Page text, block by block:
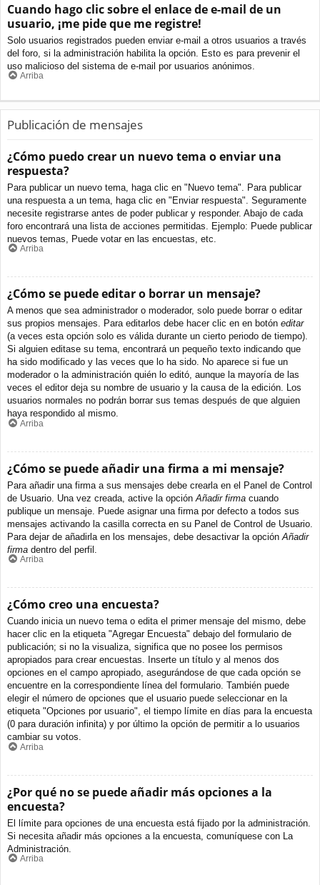
Cuando hago clic sobre el enlace de e-mail de un
usuario, ¡me pide que me registre!
Solo usuarios registrados pueden enviar e-mail a otros usuarios a través
del foro, si la administración habilita la opción. Esto es para prevenir el
uso malicioso del sistema de e-mail por usuarios anónimos.
Arriba
Publicación de mensajes
¿Cómo puedo crear un nuevo tema o enviar una
respuesta?
Para publicar un nuevo tema, haga clic en "Nuevo tema". Para publicar
una respuesta a un tema, haga clic en "Enviar respuesta". Seguramente
necesite registrarse antes de poder publicar y responder. Abajo de cada
foro encontrará una lista de acciones permitidas. Ejemplo: Puede publicar
nuevos temas, Puede votar en las encuestas, etc.
Arriba
¿Cómo se puede editar o borrar un mensaje?
A menos que sea administrador o moderador, solo puede borrar o editar
sus propios mensajes. Para editarlos debe hacer clic en en botón editar
(a veces esta opción solo es válida durante un cierto periodo de tiempo).
Si alguien editase su tema, encontrará un pequeño texto indicando que
ha sido modificado y las veces que lo ha sido. No aparece si fue un
moderador o la administración quién lo editó, aunque la mayoría de las
veces el editor deja su nombre de usuario y la causa de la edición. Los
usuarios normales no podrán borrar sus temas después de que alguien
haya respondido al mismo.
Arriba
¿Cómo se puede añadir una firma a mi mensaje?
Para añadir una firma a sus mensajes debe crearla en el Panel de Control
de Usuario. Una vez creada, active la opción Añadir firma cuando
publique un mensaje. Puede asignar una firma por defecto a todos sus
mensajes activando la casilla correcta en su Panel de Control de Usuario.
Para dejar de añadirla en los mensajes, debe desactivar la opción Añadir
firma dentro del perfil.
Arriba
¿Cómo creo una encuesta?
Cuando inicia un nuevo tema o edita el primer mensaje del mismo, debe
hacer clic en la etiqueta "Agregar Encuesta" debajo del formulario de
publicación; si no la visualiza, significa que no posee los permisos
apropiados para crear encuestas. Inserte un título y al menos dos
opciones en el campo apropiado, asegurándose de que cada opción se
encuentre en la correspondiente línea del formulario. También puede
elegir el número de opciones que el usuario puede seleccionar en la
etiqueta "Opciones por usuario", el tiempo límite en días para la encuesta
(0 para duración infinita) y por último la opción de permitir a lo usuarios
cambiar su votos.
Arriba
¿Por qué no se puede añadir más opciones a la
encuesta?
El límite para opciones de una encuesta está fijado por la administración.
Si necesita añadir más opciones a la encuesta, comuníquese con La
Administración.
Arriba